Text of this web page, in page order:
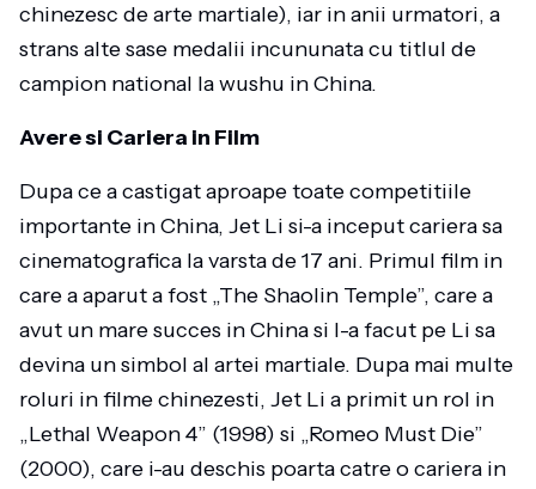
chinezesc de arte martiale), iar in anii urmatori, a
strans alte sase medalii incununata cu titlul de
campion national la wushu in China.
Avere si Cariera in Film
Dupa ce a castigat aproape toate competitiile
importante in China, Jet Li si-a inceput cariera sa
cinematografica la varsta de 17 ani. Primul film in
care a aparut a fost „The Shaolin Temple”, care a
avut un mare succes in China si l-a facut pe Li sa
devina un simbol al artei martiale. Dupa mai multe
roluri in filme chinezesti, Jet Li a primit un rol in
„Lethal Weapon 4” (1998) si „Romeo Must Die”
(2000), care i-au deschis poarta catre o cariera in